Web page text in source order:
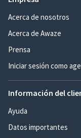
Acerca de nosotros
Acerca de Awaze
Prensa
Iniciar sesión como
Información del
Ayuda
Datos importantes